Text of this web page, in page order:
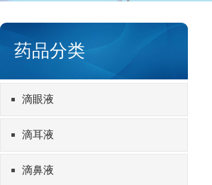
药品分类
滴眼液
滴耳液
滴鼻液